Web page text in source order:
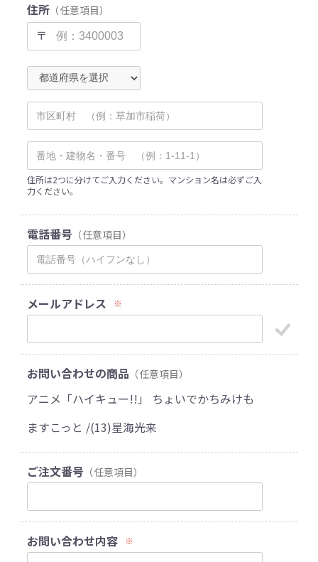
住所 （任意項目）
〒
住所は2つに分けてご入力ください。マンション名は必ずご入
力ください。
電話番号 （任意項目）
メールアドレス ※
お問い合わせの商品 （任意項目）
アニメ「ハイキュー!!」 ちょいでかちみけも
ますこっと /(13)星海光来
ご注文番号 （任意項目）
お問い合わせ内容 ※